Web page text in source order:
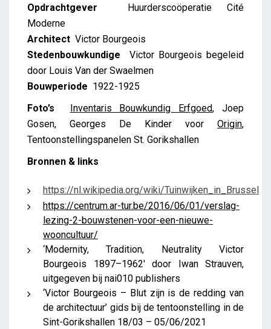
Opdrachtgever
Huurderscoöperatie Cité
Moderne
Architect Victor Bourgeois
Stedenbouwkundige
Victor Bourgeois begeleid
door Louis Van der Swaelmen
Bouwperiode 1922-1925
Foto’s
Inventaris Bouwkundig Erfgoed, Joep
Gosen, Georges De Kinder voor Origin,
Tentoonstellingspanelen St. Gorikshallen
Bronnen & links
https://nl.wikipedia.org/wiki/Tuinwijken_in_Brussel
https://centrum.ar-tur.be/2016/06/01/verslag-
lezing-2-bouwstenen-voor-een-nieuwe-
wooncultuur/
‘Modernity, Tradition, Neutrality Victor
Bourgeois 1897–1962′ door Iwan Strauven,
uitgegeven bij nai010 publishers
‘Victor Bourgeois – Blut zijn is de redding van
de architectuur’ gids bij de tentoonstelling in de
Sint-Gorikshallen 18/03 – 05/06/2021